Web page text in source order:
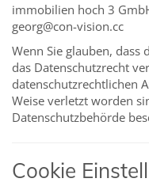
immobilien hoch 3
georg@con-vision.cc
Wenn Sie glauben, dass
das Datenschutzrecht
datenschutzrechtlichen
Weise verletzt worden
Datenschutzbehörde
Cookie